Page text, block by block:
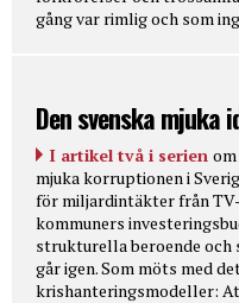
gång var rimlig och som
Den svenska
I artikel två i serien
mjuka korruptionen i
för miljardintäkter från
kommuners
strukturella beroende och
går igen. Som möts med
krishanteringsmodeller: